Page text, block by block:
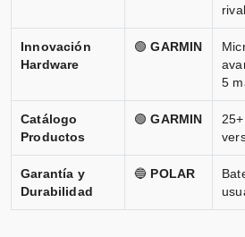
rival
Innovación
Hardware
🟢GARMIN
5
Catálogo
Productos
🟢GARMIN
Garantía y
Durabilidad
🔵 POLAR